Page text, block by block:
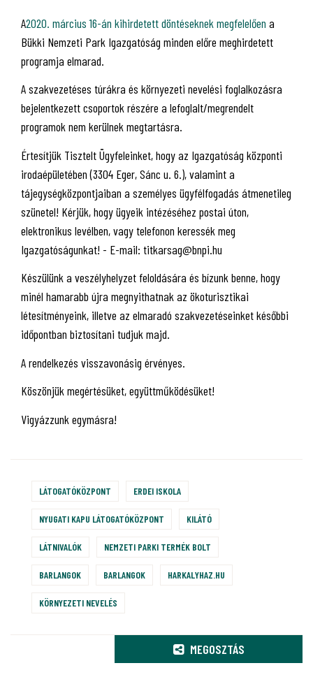
A2020. március 16-án kihirdetett döntéseknek megfelelően a
Bükki Nemzeti Park Igazgatóság minden előre meghirdetett
programja elmarad.
A szakvezetéses túrákra és környezeti nevelési foglalkozásra
bejelentkezett csoportok részére a lefoglalt/megrendelt
programok nem kerülnek megtartásra.
Értesítjük Tisztelt Ügyfeleinket, hogy az Igazgatóság központi
irodaépületében (3304 Eger, Sánc u. 6.), valamint a
tájegységközpontjaiban a személyes ügyfélfogadás átmenetileg
szünetel! Kérjük, hogy ügyeik intézéséhez postai úton,
elektronikus levélben, vagy telefonon keressék meg
Igazgatóságunkat! - E-mail: titkarsag@bnpi.hu
Készülünk a veszélyhelyzet feloldására és bízunk benne, hogy
minél hamarabb újra megnyithatnak az ökoturisztikai
létesítményeink, illetve az elmaradó szakvezetéseinket későbbi
időpontban biztosítani tudjuk majd.
A rendelkezés visszavonásig érvényes.
Köszönjük megértésüket, együttműködésüket!
Vigyázzunk egymásra!
LÁTOGATÓKÖZPONT ERDEI ISKOLA
NYUGATI KAPU LÁTOGATÓKÖZPONT​ KILÁTÓ
LÁTNIVALÓK NEMZETI PARKI TERMÉK BOLT
BARLANGOK BARLANGOK HARKALYHAZ.HU
KÖRNYEZETI NEVELÉS
MEGOSZTÁS